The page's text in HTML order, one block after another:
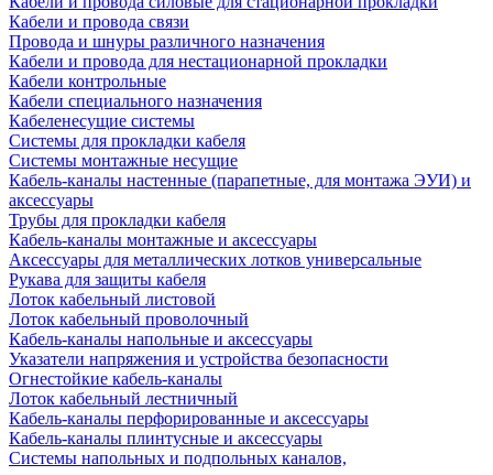
Кабели и провода связи
Провода и шнуры различного назначения
Кабели и провода для нестационарной прокладки
Кабели контрольные
Кабели специального назначения
Кабеленесущие системы
Системы для прокладки кабеля
Системы монтажные несущие
Кабель-каналы настенные (парапетные, для монтажа ЭУИ) и
аксессуары
Трубы для прокладки кабеля
Кабель-каналы монтажные и аксессуары
Аксессуары для металлических лотков универсальные
Рукава для защиты кабеля
Лоток кабельный листовой
Лоток кабельный проволочный
Кабель-каналы напольные и аксессуары
Указатели напряжения и устройства безопасности
Огнестойкие кабель-каналы
Лоток кабельный лестничный
Кабель-каналы перфорированные и аксессуары
Кабель-каналы плинтусные и аксессуары
Системы напольных и подпольных каналов,